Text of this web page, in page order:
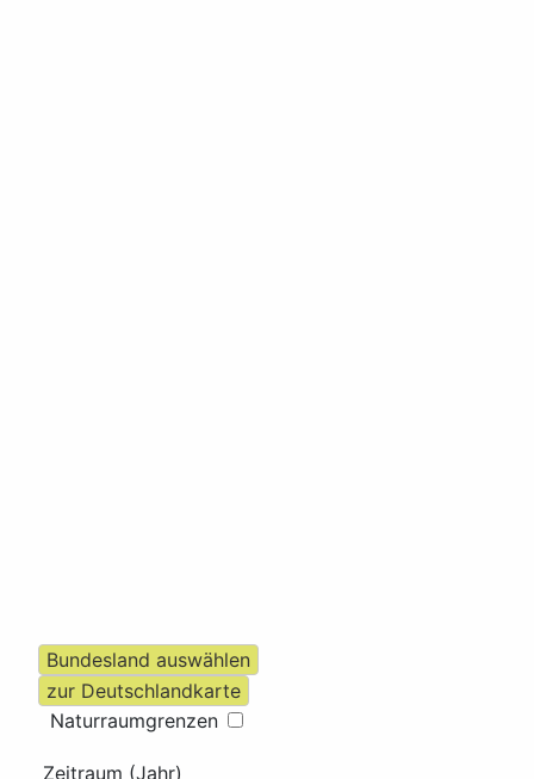
Naturraumgrenzen
Zeitraum (Jahr)